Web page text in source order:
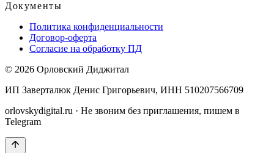
Документы
Политика конфиденциальности
Договор-оферта
Согласие на обработку ПД
© 2026 Орловский Диджитал
ИП Заверталюк Денис Григорьевич, ИНН 510207566709
orlovskydigital.ru · Не звоним без приглашения, пишем в
Telegram